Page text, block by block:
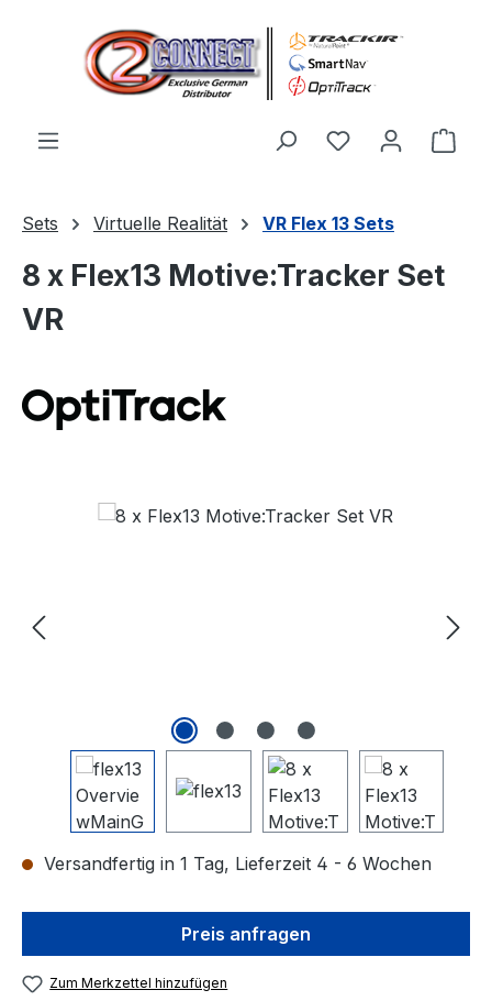
Zum Hauptinhalt springen
Du hast 0
Sets Virtuelle Realität VR Flex 13 Sets
8 x Flex13 Motive:Tracker Set
VR
Bildergalerie überspringen
Versandfertig in 1 Tag, Lieferzeit 4 - 6 Wochen
Preis anfragen
Zum Merkzettel hinzufügen